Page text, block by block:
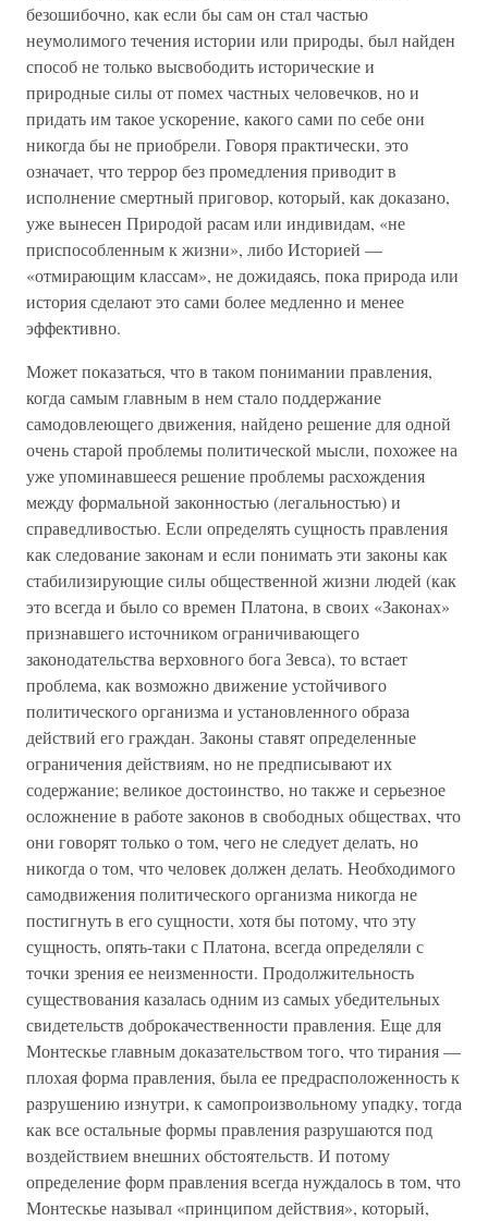
безошибочно, как если бы сам он стал частью
неумолимого течения истории или природы, был найден
способ не только высвободить исторические и
природные силы от помех частных человечков, но и
придать им такое ускорение, какого сами по себе они
никогда бы не приобрели. Говоря практически, это
означает, что террор без промедления приводит в
исполнение смертный приговор, который, как доказано,
уже вынесен Природой расам или индивидам, «не
приспособленным к жизни», либо Историей —
«отмирающим классам», не дожидаясь, пока природа или
история сделают это сами более медленно и менее
эффективно.
Может показаться, что в таком понимании правления,
когда самым главным в нем стало поддержание
самодовлеющего движения, найдено решение для одной
очень старой проблемы политической мысли, похожее на
уже упоминавшееся решение проблемы расхождения
между формальной законностью (легальностью) и
справедливостью. Если определять сущность правления
как следование законам и если понимать эти законы как
стабилизирующие силы общественной жизни людей (как
это всегда и было со времен Платона, в своих «Законах»
признавшего источником ограничивающего
законодательства верховного бога Зевса), то встает
проблема, как возможно движение устойчивого
политического организма и установленного образа
действий его граждан. Законы ставят определенные
ограничения действиям, но не предписывают их
содержание; великое достоинство, но также и серьезное
осложнение в работе законов в свободных обществах, что
они говорят только о том, чего не следует делать, но
никогда о том, что человек должен делать. Необходимого
самодвижения политического организма никогда не
постигнуть в его сущности, хотя бы потому, что эту
сущность, опять-таки с Платона, всегда определяли с
точки зрения ее неизменности. Продолжительность
существования казалась одним из самых убедительных
свидетельств доброкачественности правления. Еще для
Монтескье главным доказательством того, что тирания —
плохая форма правления, была ее предрасположенность к
разрушению изнутри, к самопроизвольному упадку, тогда
как все остальные формы правления разрушаются под
воздействием внешних обстоятельств. И потому
определение форм правления всегда нуждалось в том, что
Монтескье называл «принципом действия», который,